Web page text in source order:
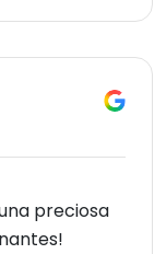
preciosa